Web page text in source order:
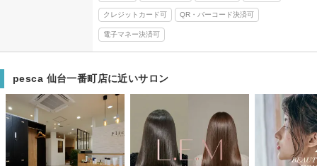
クレジットカード可 QR・バーコード決済可
電子マネー決済可
pesca 仙台一番町店に近いサロン